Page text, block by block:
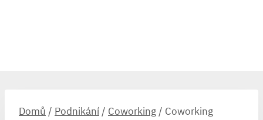
Domů / Podnikání / Coworking / Coworking